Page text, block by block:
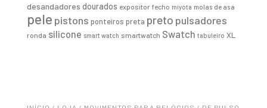
desandadores dourados expositor fecho miyota molas de asa
pele pistons ponteiros preta preto pulsadores
ronda silicone smart watch smartwatch Swatch tabuleiro XL